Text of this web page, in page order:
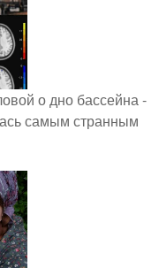
о дно бассейна -
самым странным